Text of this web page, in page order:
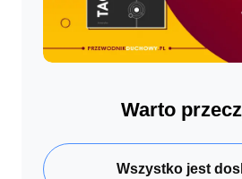
Warto
Wszystko jest